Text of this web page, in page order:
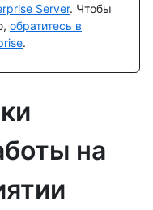
Server. Чтобы
обратитесь в
.
на